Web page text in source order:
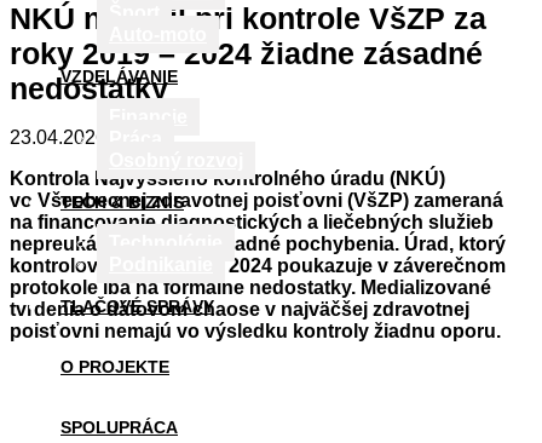
VZDELÁVANIE
TECH & BIZNIS
TLAČOVÉ SPRÁVY
O PROJEKTE
SPOLUPRÁCA
NKÚ nezistil pri kontrole VšZP za
roky 2019 – 2024 žiadne zásadné
nedostatky
23.04.2026
Kontrola Najvyššieho kontrolného úradu (NKÚ)
vo Všeobecnej zdravotnej poisťovni (VšZP) zameraná
na financovanie diagnostických a liečebných služieb
nepreukázala žiadne zásadné pochybenia. Úrad, ktorý
kontroloval roky 2019 – 2024 poukazuje v záverečnom
protokole iba na formálne nedostatky. Medializované
tvrdenia o dátovom chaose v najväčšej zdravotnej
poisťovni nemajú vo výsledku kontroly žiadnu oporu.